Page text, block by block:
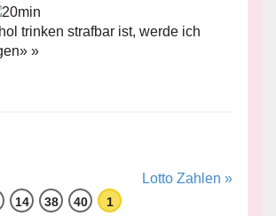
trinken strafbar ist, werde ich
»
Lotto Zahlen »
14 38 40 1